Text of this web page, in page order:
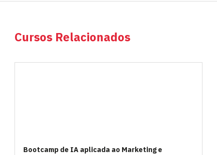
Cursos Relacionados
Bootcamp de IA aplicada ao Marketing e